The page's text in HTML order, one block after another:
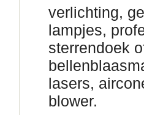
verlichting,
lampjes,
sterrendoek
lasers,
blower.